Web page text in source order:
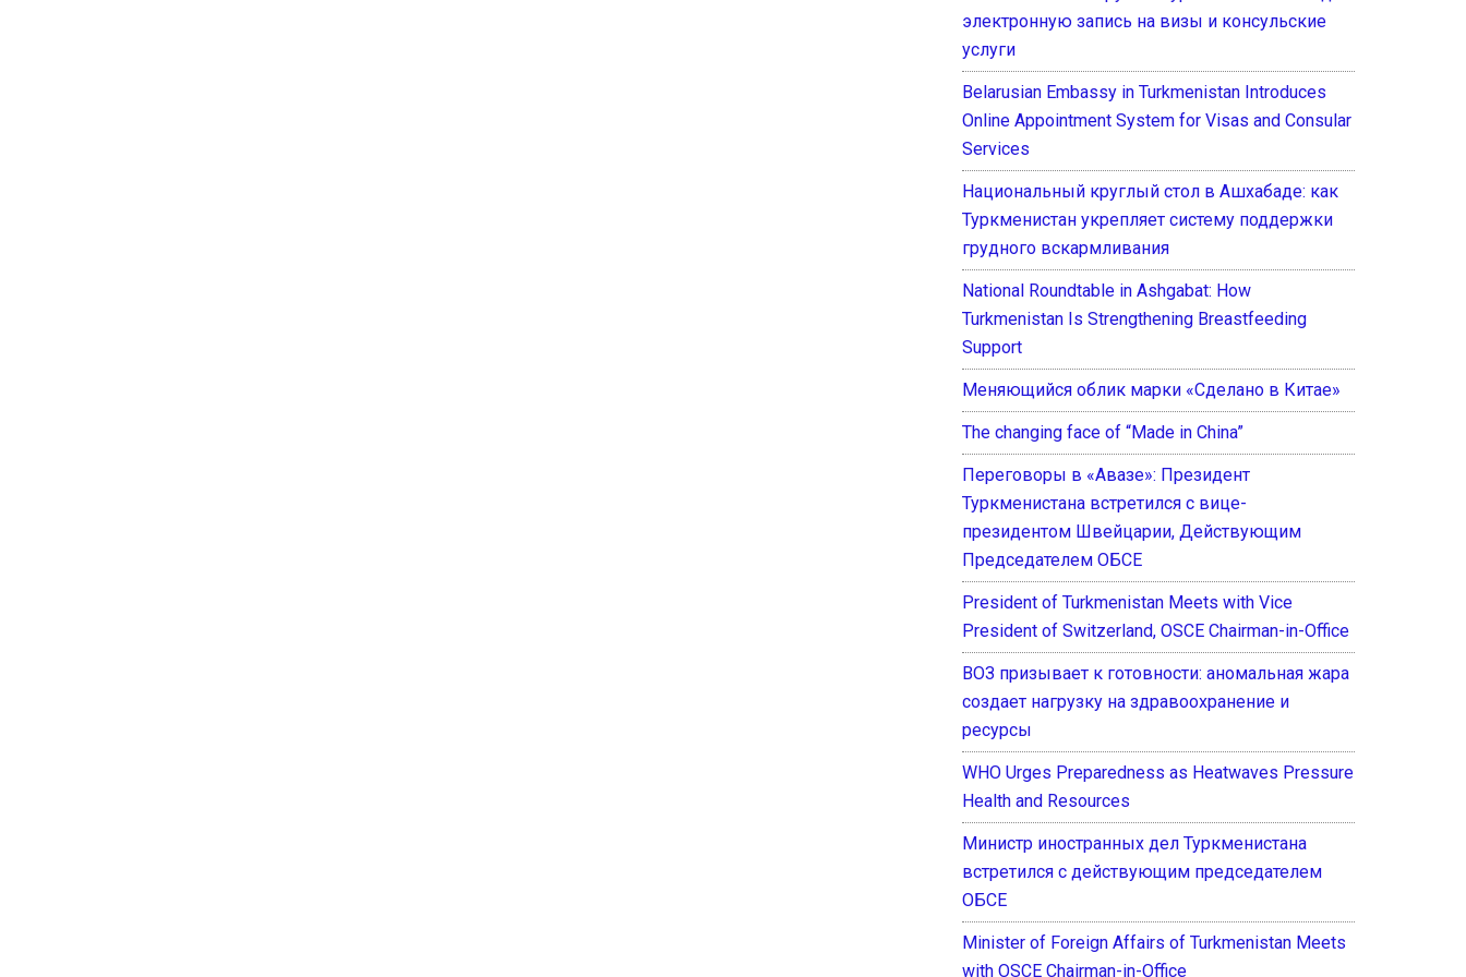
электронную запись на визы и консульские
услуги
Belarusian Embassy in Turkmenistan Introduces
Online Appointment System for Visas and Consular
Services
Национальный круглый стол в Ашхабаде: как
Туркменистан укрепляет систему поддержки
грудного вскармливания
National Roundtable in Ashgabat: How
Turkmenistan Is Strengthening Breastfeeding
Support
Меняющийся облик марки «Сделано в Китае»
The changing face of “Made in China”
Переговоры в «Авазе»: Президент
Туркменистана встретился с вице-
президентом Швейцарии, Действующим
Председателем ОБСЕ
President of Turkmenistan Meets with Vice
President of Switzerland, OSCE Chairman-in-Office
ВОЗ призывает к готовности: аномальная жара
создает нагрузку на здравоохранение и
ресурсы
WHO Urges Preparedness as Heatwaves Pressure
Health and Resources
Министр иностранных дел Туркменистана
встретился с действующим председателем
ОБСЕ
Minister of Foreign Affairs of Turkmenistan Meets
with OSCE Chairman-in-Office